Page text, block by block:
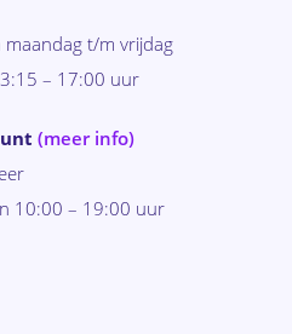
t/m vrijdag
– 17:00 uur
(meer info)
10:00 – 19:00 uur